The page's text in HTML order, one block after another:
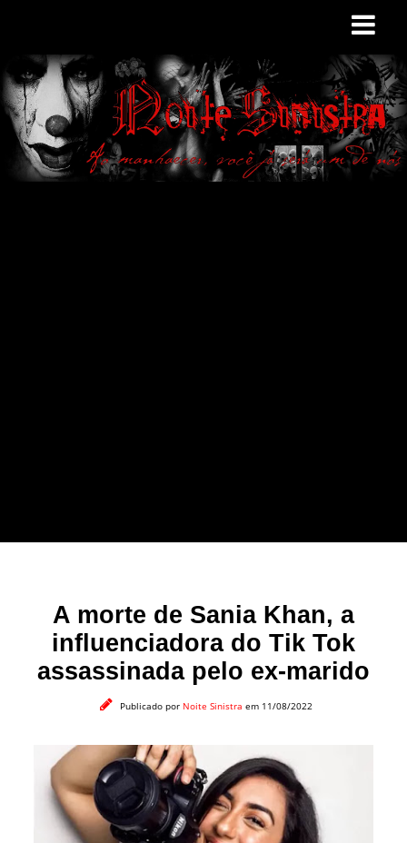
A morte de Sania Khan, a
influenciadora do Tik Tok
assassinada pelo ex-marido
Publicado por Noite Sinistra em 11/08/2022